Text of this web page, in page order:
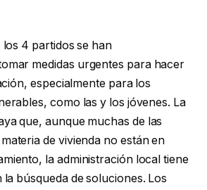
4 partidos se han
medidas urgentes para hacer
especialmente para los
como las y los jóvenes. La
que, aunque muchas de las
de vivienda no están en
la administración local tiene
búsqueda de soluciones. Los